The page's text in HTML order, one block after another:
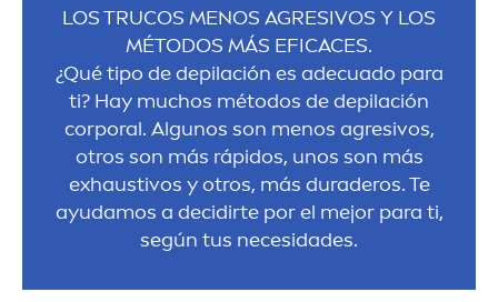
LOS TRUCOS MENOS AGRESIVOS Y LOS
MÉTODOS MÁS EFICACES.
¿Qué tipo de depilación es adecuado para
ti? Hay muchos métodos de depilación
corporal. Algunos son menos agresivos,
otros son más rápidos, unos son más
exhaustivos y otros, más duraderos. Te
ayudamos a decidirte por el mejor para ti,
según tus necesidades.